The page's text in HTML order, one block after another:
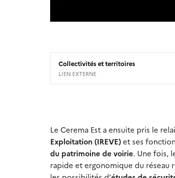
Collectivités et territoires
LIEN EXTERNE
Le Cerema Est a ensuite pris le
Exploitation (IREVE)et ses
du patrimoine de voirie. Une fois,
rapide et ergonomique du réseau